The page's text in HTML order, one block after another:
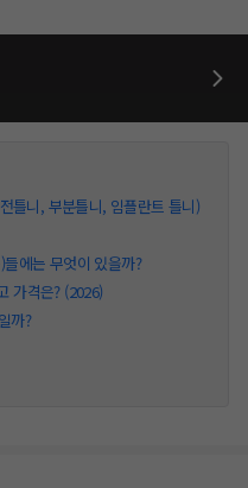
틀니, 부분틀니, 임플란트 틀니)
에는 무엇이 있을까?
가격은? (2026)
까?